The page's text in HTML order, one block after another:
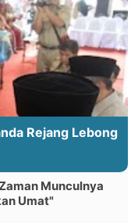
Rejang Lebong
Munculnya
Umat"